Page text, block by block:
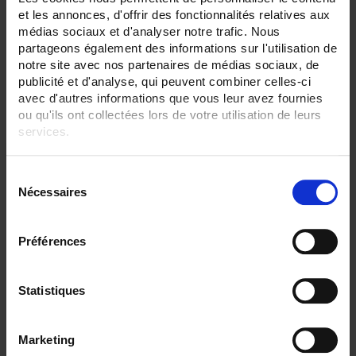
et les annonces, d'offrir des fonctionnalités relatives aux
médias sociaux et d'analyser notre trafic. Nous
partageons également des informations sur l'utilisation de
notre site avec nos partenaires de médias sociaux, de
publicité et d'analyse, qui peuvent combiner celles-ci
avec d'autres informations que vous leur avez fournies
ou qu'ils ont collectées lors de votre utilisation de leurs
services.
Nécessaires
Préférences
Statistiques
Marketing
Filtrer les produits par critères
Trier par Par ordre décroissant 3 item(s)